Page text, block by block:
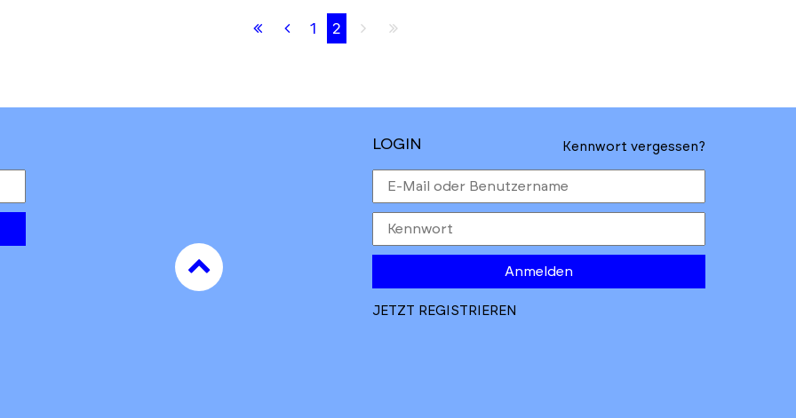
ErsteVorherige
1 2 Nächste
to
top
LOGIN Kennwort vergessen?
Anmelden
JETZT REGISTRIEREN